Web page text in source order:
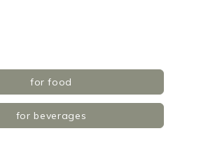
for food
for beverages